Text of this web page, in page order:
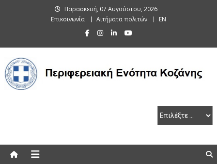
Παρασκευή, 07 Αυγούστου, 2026
Επικοινωνία
Αιτήματα πολιτών EN